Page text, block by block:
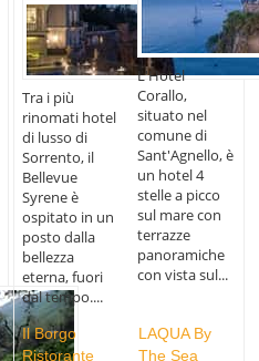
Tra i più
rinomati hotel
di lusso di
Sorrento, il
Bellevue
Syrene è
ospitato in un
posto dalla
bellezza
eterna, fuori
dal tempo....
L'Hotel
Corallo,
situato nel
comune di
Sant'Agnello, è
un hotel 4
stelle a picco
sul mare con
terrazze
panoramiche
con vista sul...
Il Borgo
Ristorante
LAQUA By
The Sea